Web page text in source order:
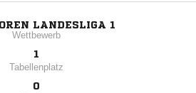
LANDESLIGA 1
Wettbewerb
1
Tabellenplatz
0